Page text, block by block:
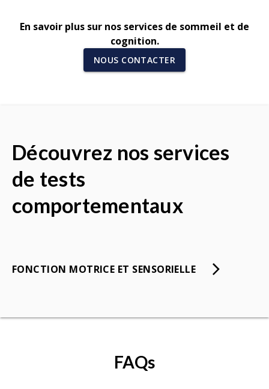
En savoir plus sur nos services de sommeil et de
cognition.
NOUS CONTACTER
Découvrez nos services
de tests
comportementaux
FONCTION MOTRICE ET SENSORIELLE
FAQs